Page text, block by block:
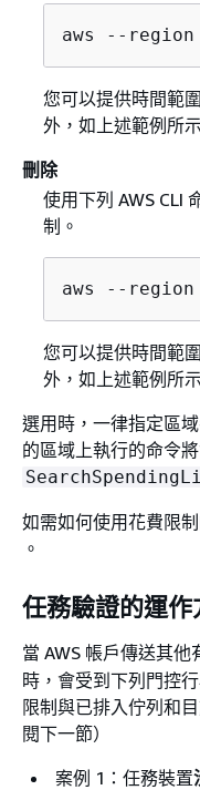
aws --region
您可以提供時間範
外，如上述範例所
刪除
使用下列 AWS CLI
制。
aws --region
您可以提供時間範
外，如上述範例所
選用時，一律指定區
的區域上執行的命令
如需如何使用花費限
。
任務驗證的運作
當 AWS 帳戶傳送其他
時，會受到下列門控
限制與已排入佇列和
閱下一節）
案例 1：任務裝置